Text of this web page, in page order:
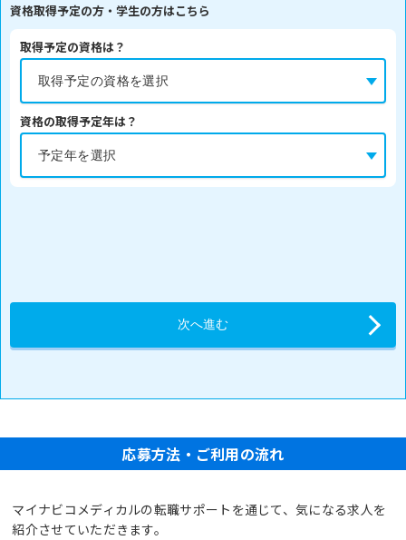
資格取得予定の方・学生の方はこちら
取得予定の資格は？
資格の取得予定年は？
応募方法・ご利用の流れ
マイナビコメディカルの転職サポートを通じて、気になる求人を
紹介させていただきます。